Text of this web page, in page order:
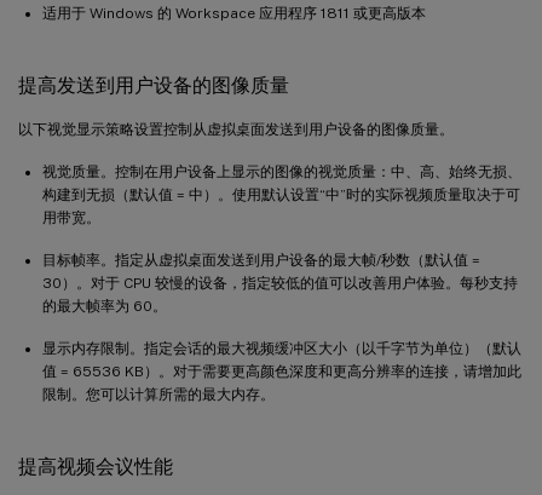
适用于 Windows 的 Workspace 应用程序 1811 或更高版本
提高发送到用户设备的图像质量
以下视觉显示策略设置控制从虚拟桌面发送到用户设备的图像质量。
视觉质量。控制在用户设备上显示的图像的视觉质量：中、高、始终无损、
构建到无损（默认值 = 中）。使用默认设置“中”时的实际视频质量取决于可
用带宽。
目标帧率。指定从虚拟桌面发送到用户设备的最大帧/秒数（默认值 =
30）。对于 CPU 较慢的设备，指定较低的值可以改善用户体验。每秒支持
的最大帧率为 60。
显示内存限制。指定会话的最大视频缓冲区大小（以千字节为单位）（默认
值 = 65536 KB）。对于需要更高颜色深度和更高分辨率的连接，请增加此
限制。您可以计算所需的最大内存。
提高视频会议性能